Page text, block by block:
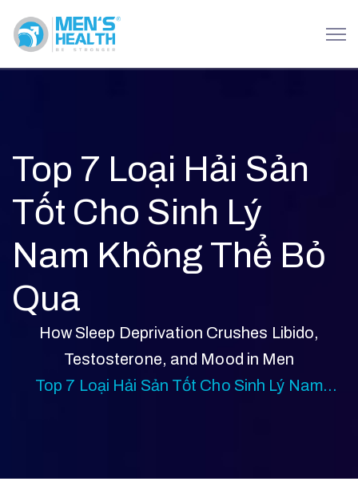
Top 7 Loại Hải Sản
Tốt Cho Sinh Lý
Nam Không Thể Bỏ
Qua
How Sleep Deprivation Crushes Libido,
Testosterone, and Mood in Men
Top 7 Loại Hải Sản Tốt Cho Sinh Lý Nam